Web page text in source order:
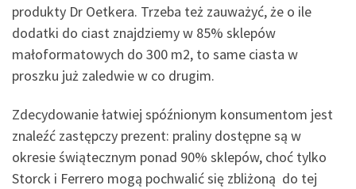
produkty Dr Oetkera. Trzeba też zauważyć, że o ile
dodatki do ciast znajdziemy w 85% sklepów
małoformatowych do 300 m2, to same ciasta w
proszku już zaledwie w co drugim.
Zdecydowanie łatwiej spóźnionym konsumentom jest
znaleźć zastępczy prezent: praliny dostępne są w
okresie świątecznym ponad 90% sklepów, choć tylko
Storck i Ferrero mogą pochwalić się zbliżoną do tej